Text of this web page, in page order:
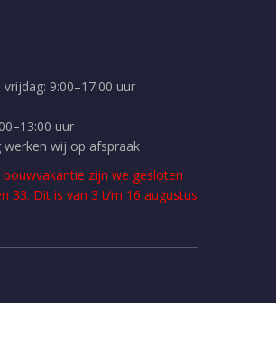
9:00–17:00 uur
uur
werken wij op afspraak
bouwvakantie zijn we gesloten
33. Dit is van 3 t/m 16 augustus